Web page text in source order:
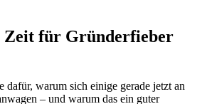
Zeit für Gründerfieber
dafür, warum sich einige gerade jetzt an
– und warum das ein guter